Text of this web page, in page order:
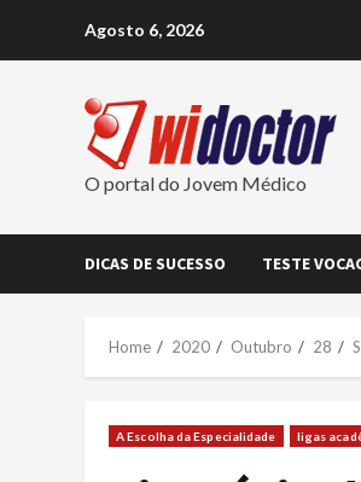
Agosto 6, 2026
O portal do Jovem Médico
DICAS DE SUCESSO TESTE
Home 2020 Outubro 28
A Escolha da Especialidade ligas